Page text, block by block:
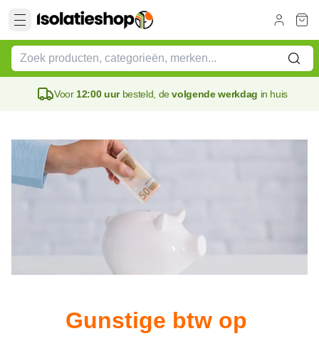
Voor 12:00 uurbesteld, devolgende werkdag in huis
Gunstige btw op